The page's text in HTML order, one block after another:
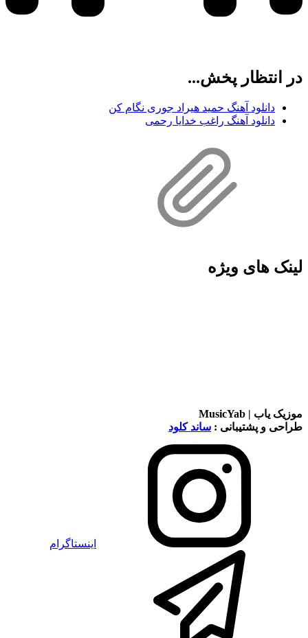
در انتظار پخش...
دانلود آهنگ حمید هیراد جوری نگام کن
دانلود آهنگ راغب خدایا رحمی
لینک های ویژه
موزیک یاب | MusicYab
طراحی و پشتیبانی : ساند کلود
اینستاگرام